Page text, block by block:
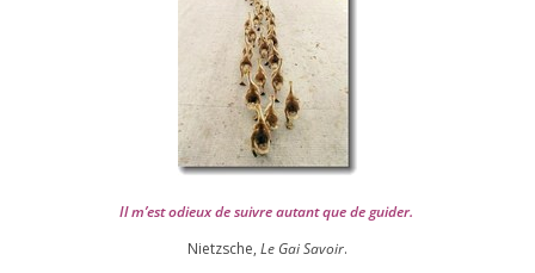
Il m’est odieux de suivre autant que de gui­der.
Nietzsche, Le Gai Savoir.